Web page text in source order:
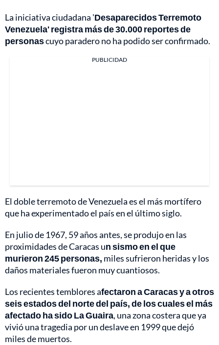
La iniciativa ciudadana 'Desaparecidos Terremoto
Venezuela' registra más de 30.000 reportes de
personascuyo paradero no ha podido ser confirmado.
PUBLICIDAD
El doble terremoto de Venezuela es el más mortífero
que ha experimentado el país en el último siglo.
En julio de 1967, 59 años antes, se produjo en las
proximidades de Caracas un sismo en el que
murieron 245 personas, miles sufrieron heridas y los
daños materiales fueron muy cuantiosos.
Los recientes temblores afectaron a Caracas y a otros
seis estados del norte del país, de los cuales el más
afectado ha sido La Guaira, una zona costera que ya
vivió una tragedia por un deslave en 1999 que dejó
miles de muertos.